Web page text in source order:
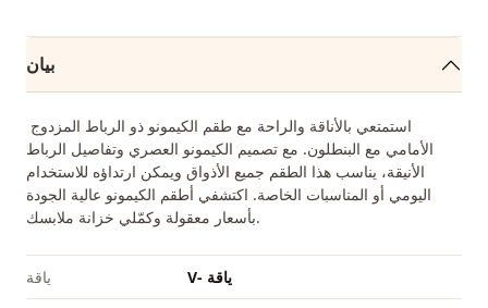
بيان
الأمامي مع البنطلون. مع تصميم الكيمونو العصري وتفاصيل الرباط
الأنيقة، يناسب هذا الطقم جميع الأذواق ويمكن ارتداؤه للاستخدام
اليومي أو المناسبات الخاصة. اكتشفي أطقم الكيمونو عالية الجودة
بأسعار معقولة وكمّلي خزانة ملابسك.
ياقة V- ياقة